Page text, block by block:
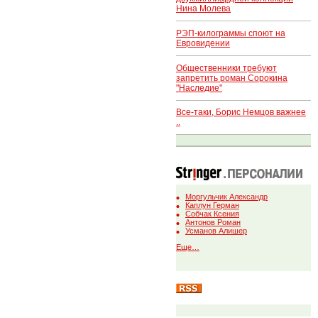
Нина Молева
РЭП-килограммы споют на
Евровидении
Общественники требуют
запретить роман Сорокина
"Наследие"
Все-таки, Борис Немцов важнее
..
Моргульчик Александр
Каплун Герман
Собчак Ксения
Антонов Роман
Усманов Алишер
Еще…